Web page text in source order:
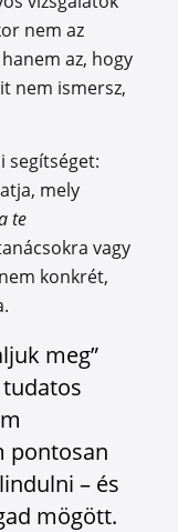
nem az
az, hogy
nem ismersz,
segítséget:
mely
te
vagy
konkrét,
meg”
pontosan
– és
mögött.